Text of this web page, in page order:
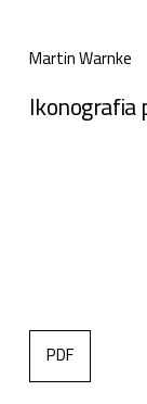
Martin Warnke
PDF